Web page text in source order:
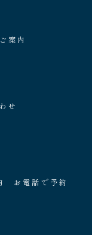
案内
せ
お電話で予約